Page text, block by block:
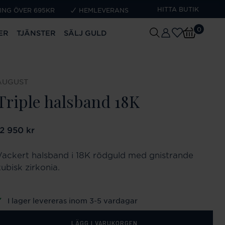
ÖVER 695KR HEMLEVERANS HITTA BUTIK
TJÄNSTER SÄLJ GULD 0
halsband 18K
:12 950 kr
950 kr
halsband i 18K rödguld med gnistrande
zirkonia.
I lager levereras inom 3-5 vardagar
LÄGG I VARUKORGEN